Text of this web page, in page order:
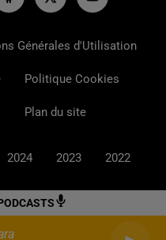
Générales d'Utilisation
Politique Cookies
Plan du site
2024 2023 2022